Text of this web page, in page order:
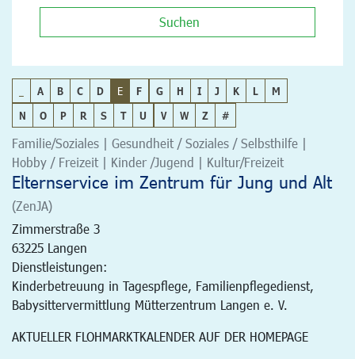
Suchen
A B C D E F G H I J K L
M
N
O P R S T U V W Z #
Familie/Soziales | Gesundheit / Soziales / Selbsthilfe |
Hobby / Freizeit | Kinder /Jugend | Kultur/Freizeit
Elternservice im Zentrum für Jung und Alt
(ZenJA)
Zimmerstraße 3
63225 Langen
Dienstleistungen:
Kinderbetreuung in Tagespflege, Familienpflegedienst,
Babysittervermittlung Mütterzentrum Langen e. V.
AKTUELLER FLOHMARKTKALENDER AUF DER HOMEPAGE